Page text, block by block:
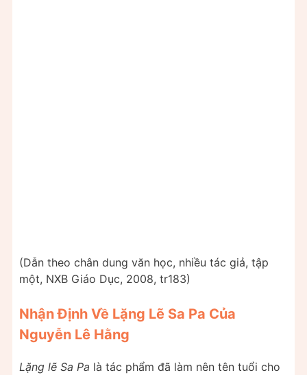
(Dẫn theo chân dung văn học, nhiều tác giả, tập
một, NXB Giáo Dục, 2008, tr183)
Nhận Định Về Lặng Lẽ Sa Pa Của
Nguyễn Lê Hằng
Lặng lẽ Sa Pa là tác phẩm đã làm nên tên tuổi cho